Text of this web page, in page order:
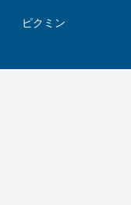
ピクミン